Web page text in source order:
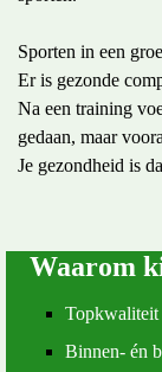
Sporten in een
Er is gezonde
Na een training
gedaan, maar
Je gezondheid is
Waarom
Topkwaliteit
Binnen- én